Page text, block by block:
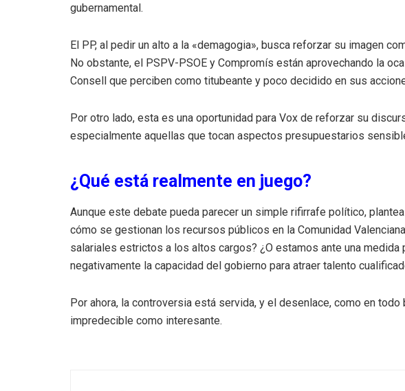
gubernamental.
El PP, al pedir un alto a la «demagogia», busca reforzar su imagen
No obstante, el PSPV-PSOE y Compromís están aprovechando la
Consell que perciben como titubeante y poco decidido en sus
Por otro lado, esta es una oportunidad para Vox de reforzar su
especialmente aquellas que tocan aspectos presupuestarios
¿Qué está realmente en juego?
Aunque este debate pueda parecer un simple rifirrafe político,
cómo se gestionan los recursos públicos en la Comunidad
salariales estrictos a los altos cargos? ¿O estamos ante una medida
negativamente la capacidad del gobierno para atraer talento
Por ahora, la controversia está servida, y el desenlace, como en
impredecible como interesante.